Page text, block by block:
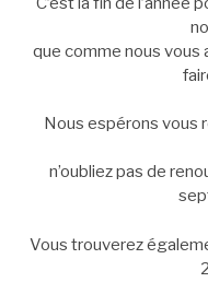
que comme nous vous
Nous espérons vous
n’oubliez pas de
Vous trouverez